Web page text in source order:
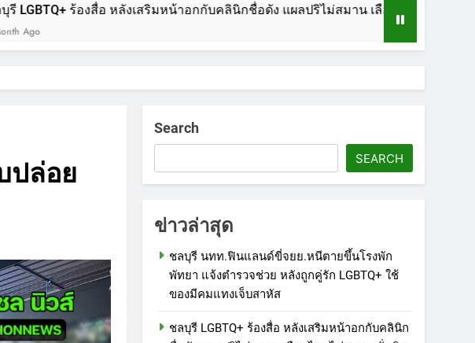
! สภาเมืองพัทยา ผ่านงบ 5.7 ล้าน ปรับ ห้องประชุม–ห้องผู้บริหาร
องสื่อ หลังเสริมหน้าอกกับคลินิกชื่อดัง แผลปริไม่สมาน เลือดไหลไม่หยุด หวั่นติดเชื้อ วอ
ปล่อย
Search
SEARCH
ข่าวล่าสุด
ชลบุรี นทท.ฟินแลนด์ขี่จยย.หนีตายขึ้นโรงพัก
พัทยา แจ้งตำรวจช่วย หลังถูกคู่รัก LGBTQ+ ใช้
ของมีคมแทงเจ็บสาหัส
ชลบุรี LGBTQ+ ร้องสื่อ หลังเสริมหน้าอกกับคลินิก